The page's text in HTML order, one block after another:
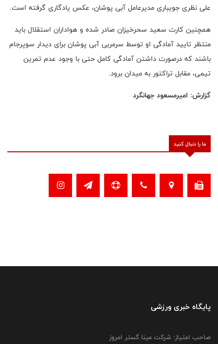
علی نظری جویباری مدیرعامل آبی پوشان، عکس یادگاری گرفته است.
همچنین کارت سعید سحرخیزان صادر شده و هواداران استقلال باید
منتظر تایید آمادگی او توسط سرمربی آبی پوشان برای دیدار سوپرجام
باشند که درصورت داشتن آمادگی کامل حتی با وجود عدم تمرین
تیمی، مقابل تراکتور به میدان برود.
گزارش: امیرمسعود جهانگرد
ما را دنبال کنید
پایگاه خبری ورزشی
صاحب امتیاز: شرکت مینا گستر امروز